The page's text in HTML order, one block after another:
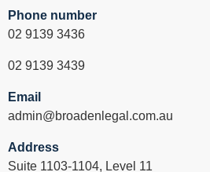
们！
Phone number
02 9139 3436
02 9139 3439
Email
admin@broadenlegal.com.au
Address
Suite 1103-1104, Level 11